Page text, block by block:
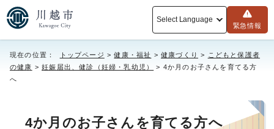
Select Language
緊急情報
現在の位置： トップページ >健康・福祉 >健康づくり >
こどもと保護者
の健康 >妊娠届出、健診（妊婦・乳幼児）
> 4か月のお子さんを育てる方
へ
4か月のお子さんを育てる方へ